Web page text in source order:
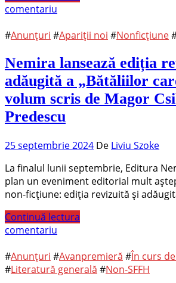
comentariu
#Anunțuri #Apariții noi #Nonficțiune
Nemira lansează ediția
adăugită a „Bătăliilor
volum scris de Magor
Predescu
25 septembrie 2024 De Liviu Szoke
La finalul lunii septembrie, Editura
plan un eveniment editorial mult
non-ficțiune: ediția revizuită și
Continuă lectura
comentariu
#Anunțuri #Avanpremieră #În curs
#Literatură generală #Non-SFFH